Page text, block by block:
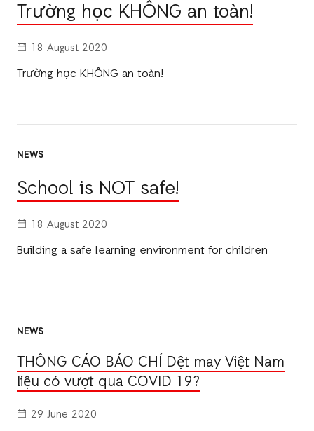
Trường học KHÔNG an toàn!
18 August 2020
Trường học KHÔNG an toàn!
NEWS
School is NOT safe!
18 August 2020
Building a safe learning environment for children
NEWS
THÔNG CÁO BÁO CHÍ Dệt may Việt Nam
liệu có vượt qua COVID 19?
29 June 2020